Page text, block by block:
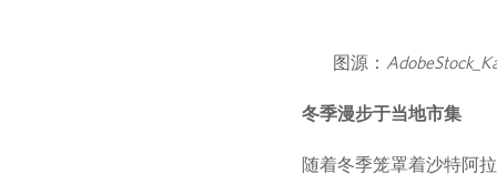
图源：
冬季漫步于当地市集
随着冬季笼罩着沙特阿